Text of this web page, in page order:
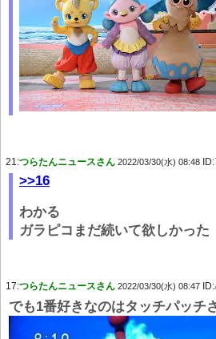
21:つらたんニュースさん 2022/03/30(水) 08:48 ID:
>>16
わかる
ガラピコまだ続いて欲しかった
17:つらたんニュースさん 2022/03/30(水) 08:47 ID:
でも1番好きなのはタッチパッチ